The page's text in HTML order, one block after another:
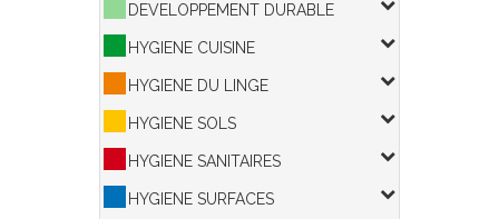
DEVELOPPEMENT DURABLE
HYGIENE CUISINE
HYGIENE DU LINGE
HYGIENE SOLS
HYGIENE SANITAIRES
HYGIENE SURFACES